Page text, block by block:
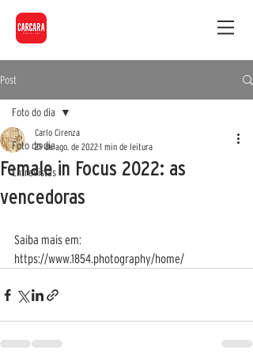
Post
Foto do dia
Entrevistas
Foto do dia
Female in Focus 2022: as
vencedoras
Carlo Cirenza
29 de ago. de 20221 min de leitura
Saiba mais em:
https://www.1854.photography/home/